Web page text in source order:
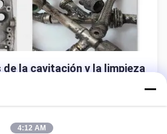
la cavitación y la limpieza
los componentes del
4:12 AM